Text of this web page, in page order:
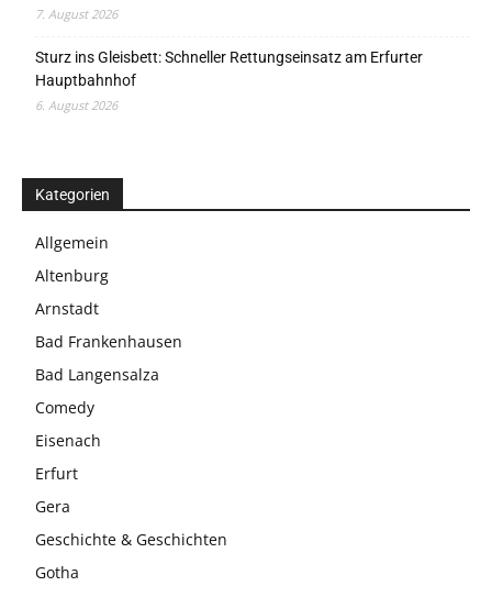
7. August 2026
Sturz ins Gleisbett: Schneller Rettungseinsatz am Erfurter
Hauptbahnhof
6. August 2026
Kategorien
Allgemein
Altenburg
Arnstadt
Bad Frankenhausen
Bad Langensalza
Comedy
Eisenach
Erfurt
Gera
Geschichte & Geschichten
Gotha